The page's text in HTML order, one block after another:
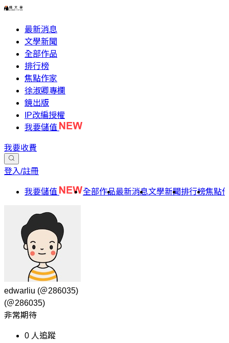
最新消息
文學新聞
全部作品
排行榜
焦點作家
徐淑卿專欄
鏡出版
IP改編授權
我要儲值
我要收費
登入/註冊
我要儲值 全部作品最新消息文學新聞排行榜焦點
edwarliu (＠286035)
(＠286035)
非常期待
0 人追蹤